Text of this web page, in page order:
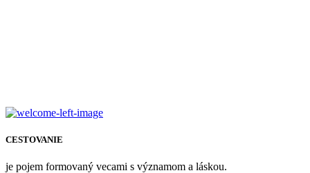
CESTOVANIE
je pojem formovaný vecami s významom a láskou.